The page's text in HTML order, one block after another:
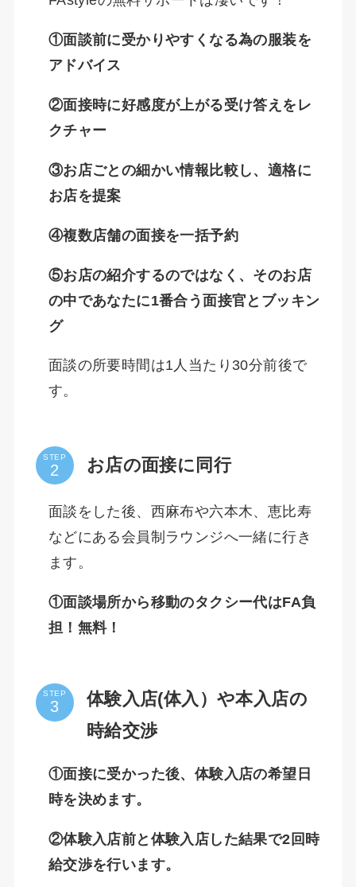
①面談前に受かりやすくなる為の服装を
アドバイス
②面接時に好感度が上がる受け答えをレ
クチャー
③お店ごとの細かい情報比較し、適格に
お店を提案
④複数店舗の面接を一括予約
⑤お店の紹介するのではなく、そのお店
の中であなたに1番合う面接官とブッキン
グ
面談の所要時間は1人当たり30分前後で
す。
STEP お店の面接に同行
面談をした後、西麻布や六本木、恵比寿
などにある会員制ラウンジへ一緒に行き
ます。
①面談場所から移動のタクシー代はFA負
担！無料！
STEP
体験入店(体入）や本入店の
時給交渉
①面接に受かった後、体験入店の希望日
時を決めます。
②体験入店前と体験入店した結果で2回時
給交渉を行います。